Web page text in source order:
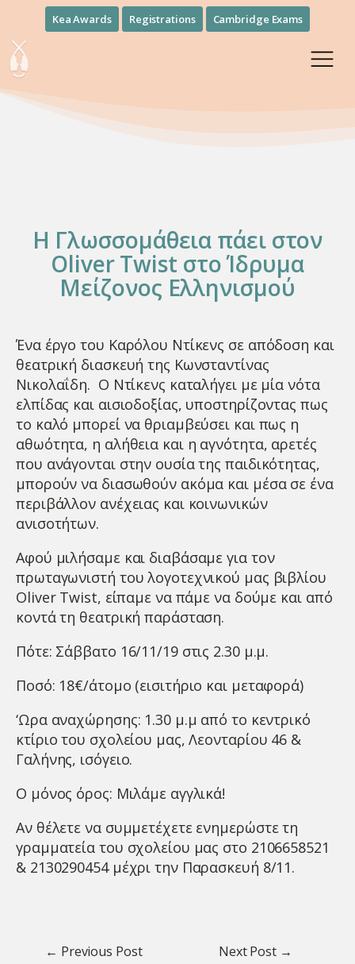
Kea Awards Registrations Cambridge Exams
H Γλωσσομάθεια πάει στον
Oliver Twist στο Ίδρυμα
Μείζονος Ελληνισμού
Ένα έργο του Καρόλου Ντίκενς σε απόδοση και
θεατρική διασκευή της Κωνσταντίνας
Νικολαΐδη. Ο Ντίκενς καταλήγει με μία νότα
ελπίδας και αισιοδοξίας, υποστηρίζοντας πως
το καλό μπορεί να θριαμβεύσει και πως η
αθωότητα, η αλήθεια και η αγνότητα, αρετές
που ανάγονται στην ουσία της παιδικότητας,
μπορούν να διασωθούν ακόμα και μέσα σε ένα
περιβάλλον ανέχειας και κοινωνικών
ανισοτήτων.
Αφού μιλήσαμε και διαβάσαμε για τον
πρωταγωνιστή του λογοτεχνικού μας βιβλίου
Oliver Twist, είπαμε να πάμε να δούμε και από
κοντά τη θεατρική παράσταση.
Πότε: Σάββατο 16/11/19 στις 2.30 μ.μ.
Ποσό: 18€/άτομο (εισιτήριο και μεταφορά)
‘Ωρα αναχώρησης: 1.30 μ.μ από το κεντρικό
κτίριο του σχολείου μας, Λεονταρίου 46 &
Γαλήνης, ισόγειο.
Ο μόνος όρος: Μιλάμε αγγλικά!
Αν θέλετε να συμμετέχετε ενημερώστε τη
γραμματεία του σχολείου μας στο 2106658521
& 2130290454 μέχρι την Παρασκευή 8/11.
← Previous Post
Next Post →